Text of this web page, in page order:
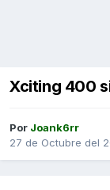
Xciting 400
Por Joank6rr
27 de Octubre del